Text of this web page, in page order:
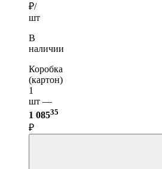
₽/
шт
В
наличии
Коробка
(картон)
1
шт —
1 08535
₽